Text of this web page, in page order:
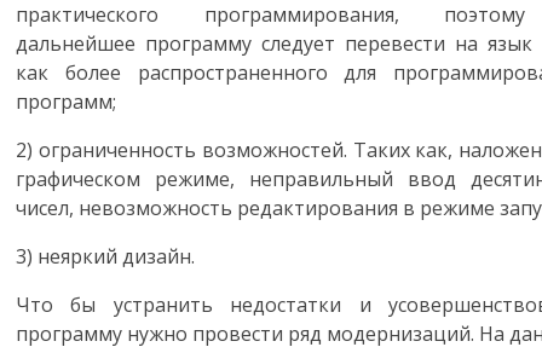
практического программирования,
дальнейшее программу следует перевести на язык
как более распространенного для
программ;
2) ограниченность возможностей. Таких как,
графическом режиме, неправильный ввод
чисел, невозможность редактирования в режиме
3) неяркий дизайн.
Что бы устранить недостатки и
программу нужно провести ряд модернизаций. На